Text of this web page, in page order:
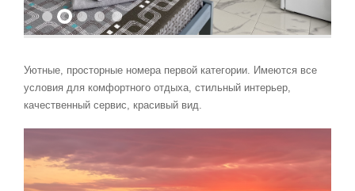
Уютные, просторные номера первой категории. Имеются все
условия для комфортного отдыха, стильный интерьер,
качественный сервис, красивый вид.